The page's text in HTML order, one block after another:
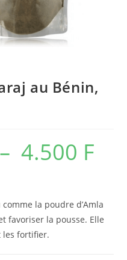
au Bénin,
– 4.500 F
la poudre d’Amla
favoriser la pousse. Elle
les fortifier.